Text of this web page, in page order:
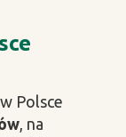
Polsce
, na